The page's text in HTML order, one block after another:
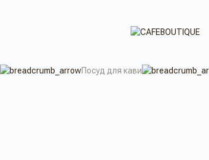
Посуд для кави